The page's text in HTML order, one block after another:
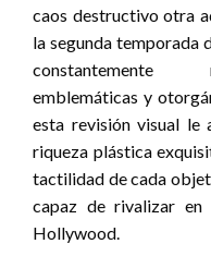
caos destructivo otra
la segunda temporada
constantemente
emblemáticas y
esta revisión visual le
riqueza plástica
tactilidad de cada
capaz de rivalizar
Hollywood.